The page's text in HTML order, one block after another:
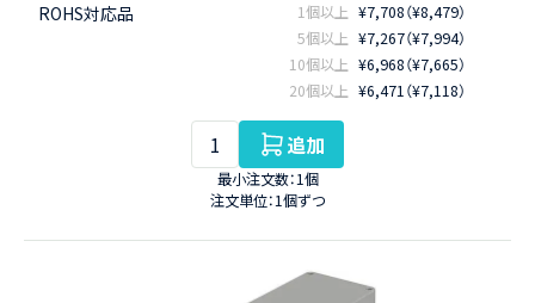
ROHS対応品 1個以上 ¥7,708（¥8,479）
5個以上 ¥7,267（¥7,994）
10個以上 ¥6,968（¥7,665）
20個以上 ¥6,471（¥7,118）
追加
最小注文数：1個
注文単位：1個ずつ